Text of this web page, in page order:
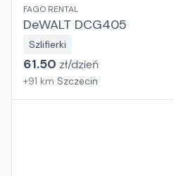
FAGO RENTAL
DeWALT DCG405
Szlifierki
61.50 zł/dzień
+91 km Szczecin